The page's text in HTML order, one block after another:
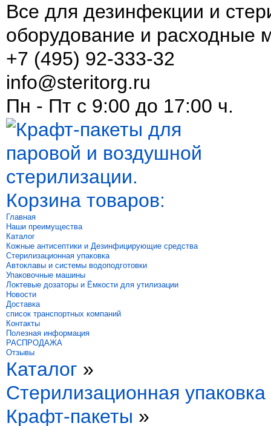
Все для дезинфекции и
оборудование и расходные
+7 (495) 92-333-32
info@steritorg.ru
Пн - Пт с 9:00 до 17:00 ч.
Корзина товаров:
Главная
Наши преимущества
Каталог
Кожные антисептики и Дезинфицирующие средства
Стерилизационная упаковка
Автоклавы и системы водоподготовки
Упаковочные машины
Локтевые дозаторы и Ёмкости для утилизации
Новости
Доставка
список транспортных компаний
Контакты
Полезная информация
РАСПРОДАЖА
Отзывы
Каталог »
Стерилизационная упаковка
Крафт-пакеты »